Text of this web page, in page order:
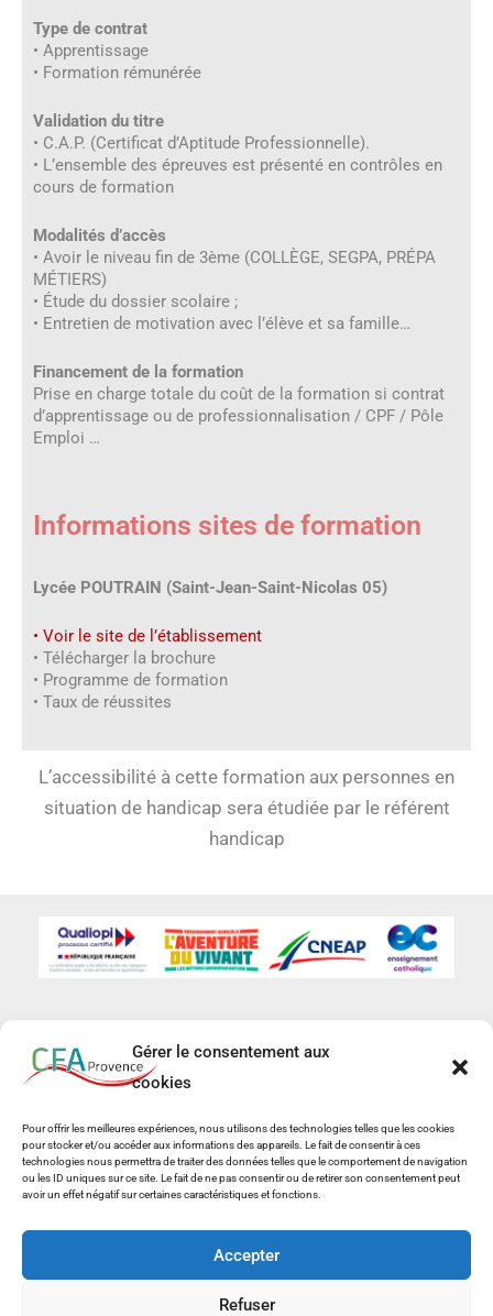
Gérer le consentement aux
cookies
Pour offrir les meilleures expériences, nous utilisons des technologies telles que les cookies
pour stocker et/ou accéder aux informations des appareils. Le fait de consentir à ces
technologies nous permettra de traiter des données telles que le comportement de navigation
ou les ID uniques sur ce site. Le fait de ne pas consentir ou de retirer son consentement peut
avoir un effet négatif sur certaines caractéristiques et fonctions.
Accepter
Refuser
Type de contrat
• Apprentissage
• Formation rémunérée
Validation du titre
• C.A.P. (Certificat d’Aptitude Professionnelle).
• L’ensemble des épreuves est présenté en contrôles en
cours de formation
Modalités d’accès
• Avoir le niveau fin de 3ème (COLLÈGE, SEGPA, PRÉPA
MÉTIERS)
• Étude du dossier scolaire ;
• Entretien de motivation avec l’élève et sa famille…
Financement de la formation
Prise en charge totale du coût de la formation si contrat
d’apprentissage ou de professionnalisation / CPF / Pôle
Emploi …
Informations sites de formation
Lycée POUTRAIN (Saint-Jean-Saint-Nicolas 05)
• Voir le site de l’établissement
• Télécharger la brochure
• Programme de formation
• Taux de réussites
L’accessibilité à cette formation aux personnes en
situation de handicap sera étudiée par le référent
handicap
Copyright © 2026 CFC/CFA Provence